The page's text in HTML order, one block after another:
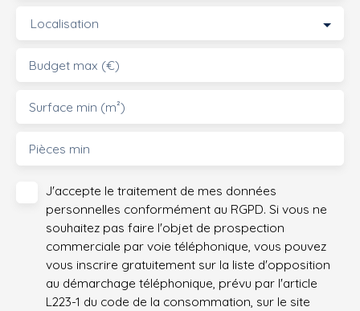
Localisation
Budget max (€)
Surface min (m²)
Pièces min
J'accepte le traitement de mes données
personnelles conformément au RGPD. Si vous ne
souhaitez pas faire l'objet de prospection
commerciale par voie téléphonique, vous pouvez
vous inscrire gratuitement sur la liste d'opposition
au démarchage téléphonique, prévu par l'article
L223-1 du code de la consommation, sur le site